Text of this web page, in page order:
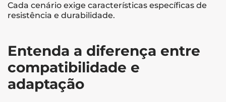
Cada cenário exige características específicas de
resistência e durabilidade.
Entenda a diferença entre
compatibilidade e
adaptação